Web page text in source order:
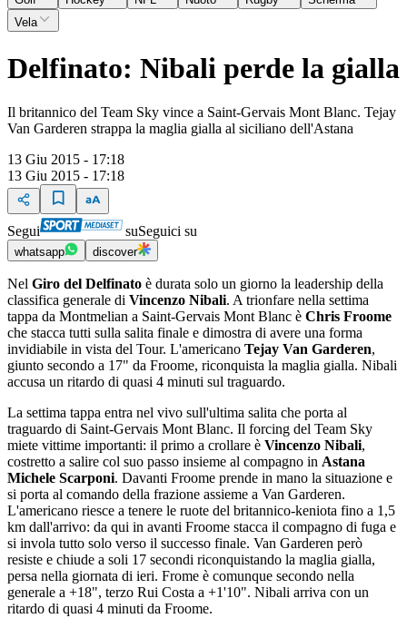
Vela
Delfinato: Nibali perde la gialla
Il britannico del Team Sky vince a Saint-Gervais Mont Blanc. Tejay
Van Garderen strappa la maglia gialla al siciliano dell'Astana
13 Giu 2015 - 17:18
13 Giu 2015 - 17:18
Segui suSeguici su
whatsapp discover
Nel Giro del Delfinato è durata solo un giorno la leadership della
classifica generale di Vincenzo Nibali. A trionfare nella settima
tappa da Montmelian a Saint-Gervais Mont Blanc è Chris Froome
che stacca tutti sulla salita finale e dimostra di avere una forma
invidiabile in vista del Tour. L'americano Tejay Van Garderen,
giunto secondo a 17" da Froome, riconquista la maglia gialla. Nibali
accusa un ritardo di quasi 4 minuti sul traguardo.
La settima tappa entra nel vivo sull'ultima salita che porta al
traguardo di Saint-Gervais Mont Blanc. Il forcing del Team Sky
miete vittime importanti: il primo a crollare è Vincenzo Nibali,
costretto a salire col suo passo insieme al compagno in Astana
Michele Scarponi. Davanti Froome prende in mano la situazione e
si porta al comando della frazione assieme a Van Garderen.
L'americano riesce a tenere le ruote del britannico-keniota fino a 1,5
km dall'arrivo: da qui in avanti Froome stacca il compagno di fuga e
si invola tutto solo verso il successo finale. Van Garderen però
resiste e chiude a soli 17 secondi riconquistando la maglia gialla,
persa nella giornata di ieri. Frome è comunque secondo nella
generale a +18", terzo Rui Costa a +1'10". Nibali arriva con un
ritardo di quasi 4 minuti da Froome.